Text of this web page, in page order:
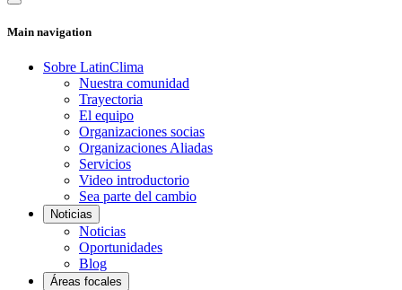
Main navigation
Sobre LatinClima
Nuestra comunidad
Trayectoria
El equipo
Organizaciones socias
Organizaciones Aliadas
Servicios
Video introductorio
Sea parte del cambio
Noticias
Noticias
Oportunidades
Blog
Áreas focales